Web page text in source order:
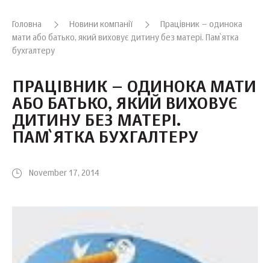
Головна Новини компанії
Працівник – одинока
мати або батько, який виховує дитину без матері. Пам`ятка
бухгалтеру
ПРАЦІВНИК – ОДИНОКА МАТИ
АБО БАТЬКО, ЯКИЙ ВИХОВУЄ
ДИТИНУ БЕЗ МАТЕРІ.
ПАМ`ЯТКА БУХГАЛТЕРУ
November 17, 2014